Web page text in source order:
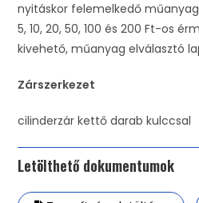
nyitáskor felemelkedő
5, 10, 20, 50, 100 és 200 Ft-os
kivehető, műanyag elválasztó
Zárszerkezet
cilinderzár kettő darab kulccsal
Letölthető dokumentumok